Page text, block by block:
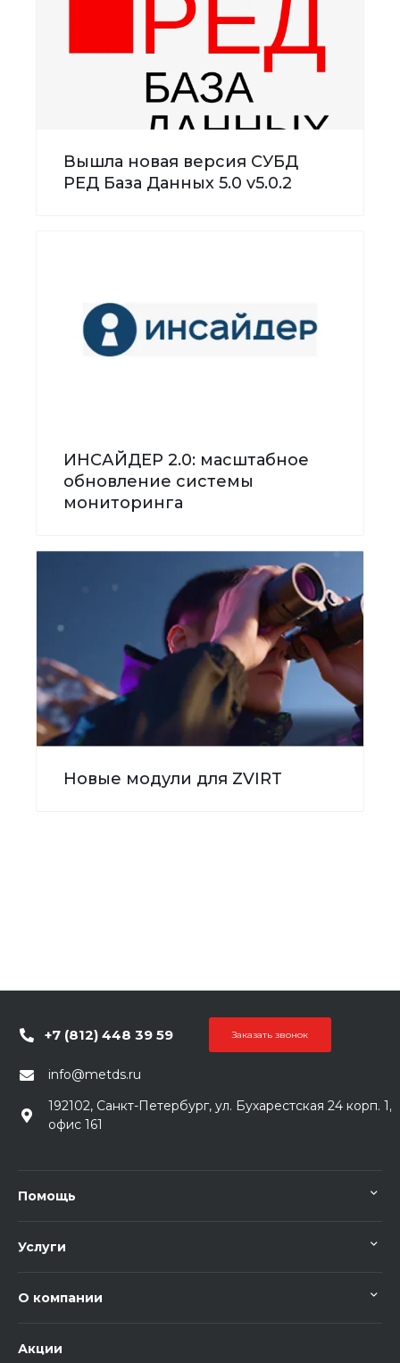
Вышла новая версия СУБД
РЕД База Данных 5.0 v5.0.2
ИНСАЙДЕР 2.0: масштабное
обновление системы
мониторинга
Новые модули для ZVIRT
+7 (812) 448 39 59 Заказать звонок
info@metds.ru
192102, Санкт-Петербург, ул. Бухарестская 24 корп. 1,
офис 161
Помощь
Услуги
О компании
Акции